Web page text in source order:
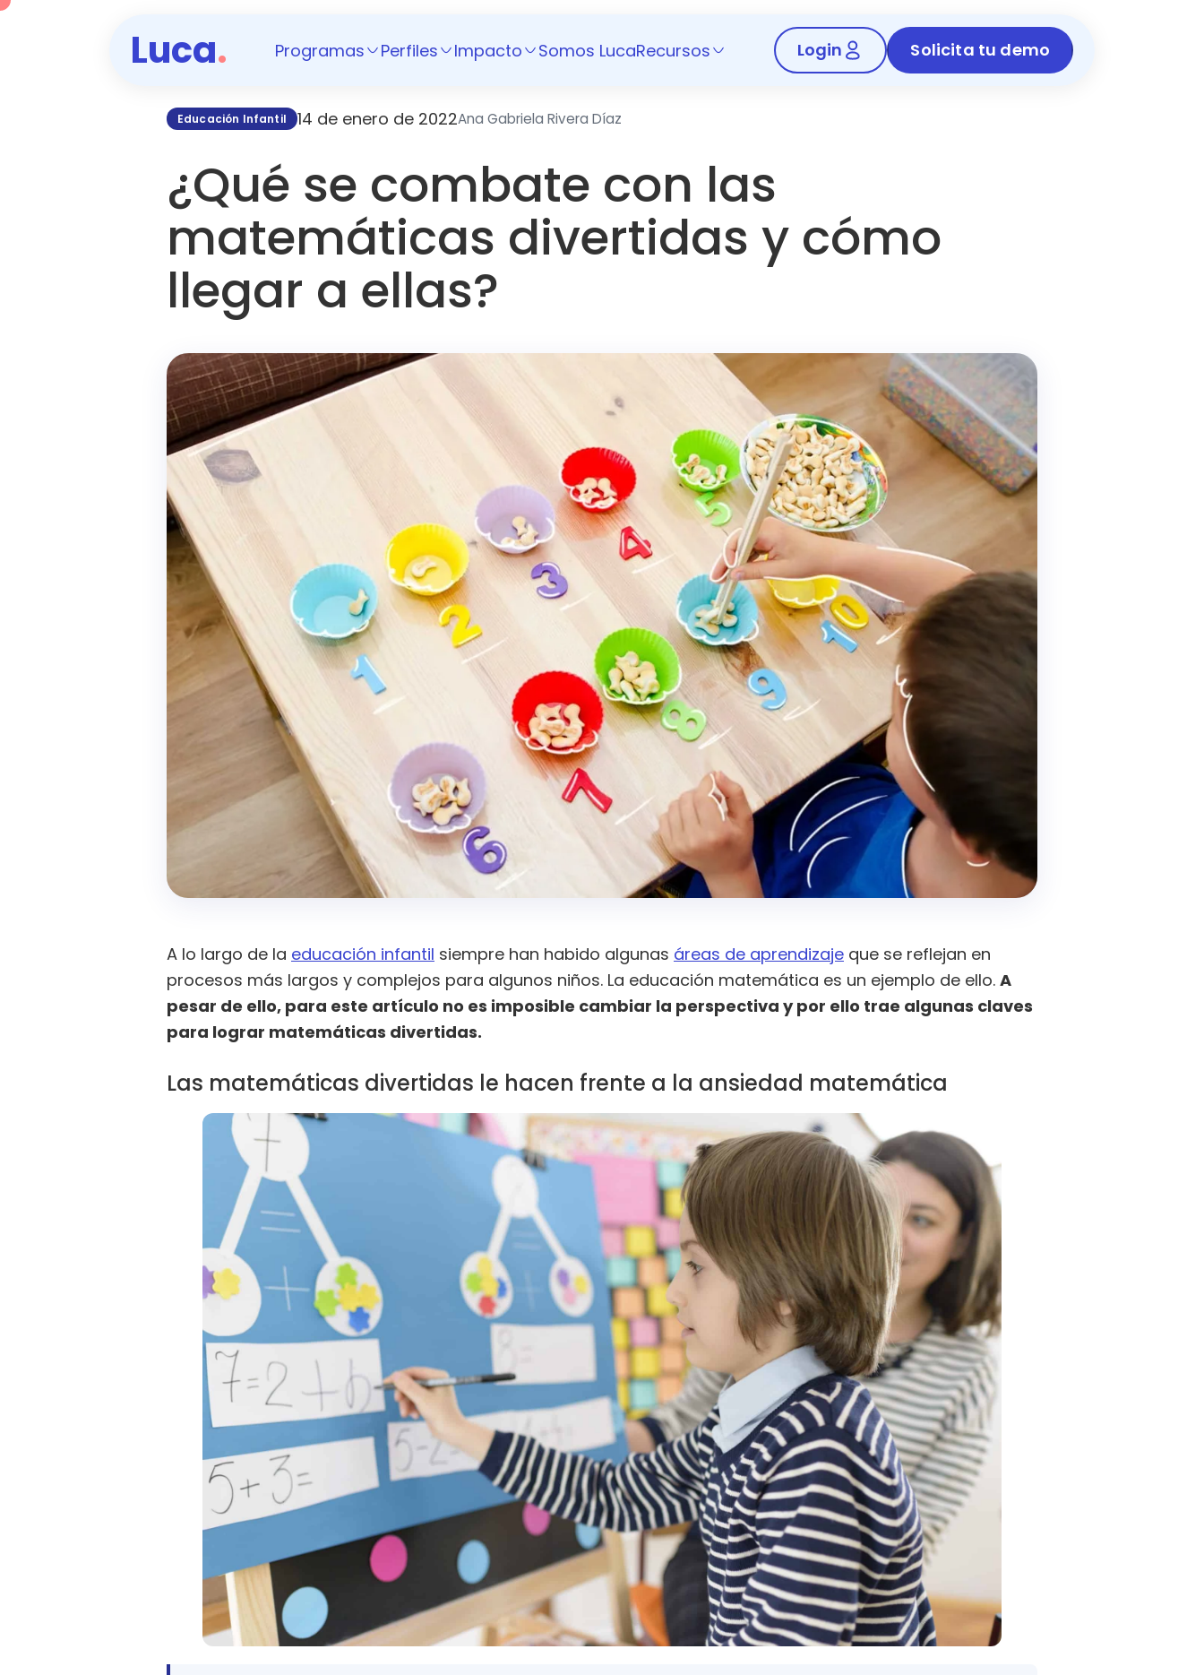
Luca. Programas Perfiles Impacto Somos LucaRecursos Login Solicita tu demo
Educación Infantil 14 de enero de 2022Ana Gabriela Rivera Díaz
¿Qué se combate con las
matemáticas divertidas y cómo
llegar a ellas?
A lo largo de la educación infantil siempre han habido algunas áreas de aprendizaje que se reflejan en
procesos más largos y complejos para algunos niños. La educación matemática es un ejemplo de ello. A
pesar de ello, para este artículo no es imposible cambiar la perspectiva y por ello trae algunas claves
para lograr matemáticas divertidas.
Las matemáticas divertidas le hacen frente a la ansiedad matemática